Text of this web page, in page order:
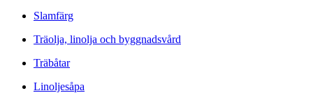
Slamfärg
Träolja, linolja och byggnadsvård
Träbåtar
Linoljesåpa